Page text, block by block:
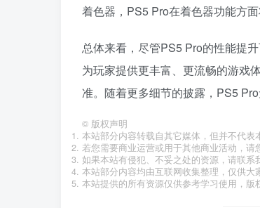
着色器，PS5 Pro在着色器功能方
总体来看，尽管PS5 Pro的性能提
为玩家提供更丰富、更流畅的游戏
准。随着更多细节的披露，PS5
© 版权声明
本站部分内容转载自其它媒体，但并不代表
若您需要商业运营或用于其他商业活动，请
如果本站有侵犯、不妥之处的资源，请联系
本站部分内容均由互联网收集整理，仅供大
本站提供的所有资源仅供参考学习使用，